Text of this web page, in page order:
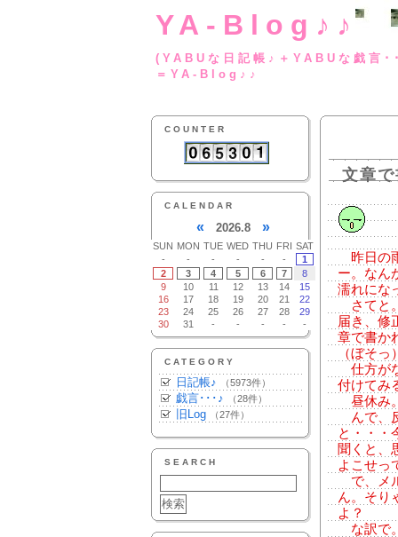
YA-Blog♪♪
(YABUな日記帳♪
＝YA-Blog♪♪
COUNTER
CALENDAR
« 2026.8 »
SUN MON TUE WED THU FRI SAT
-
- - - - -
1
2
3 4 5 6 7
8
9
10 11 12 13 14
15
16
17 18 19 20 21
22
23
24 25 26 27 28
29
30
31 - - - - -
CATEGORY
日記帳♪ （5973件）
戯言･･･♪ （28件）
旧Log （27件）
SEARCH
文章
昨日の
ー。なん
濡れにな
さてと
届き、修
章で書か
（ぼそっ
仕方が
付けてみ
昼休み
んで、
と・・・
聞くと、
よこせっ
で、メ
ん。そり
よ？
な訳で